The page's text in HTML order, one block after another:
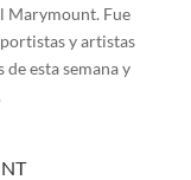
Marymount. Fue
y artistas
esta semana y